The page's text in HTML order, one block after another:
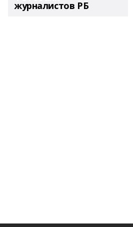
журналистов РБ